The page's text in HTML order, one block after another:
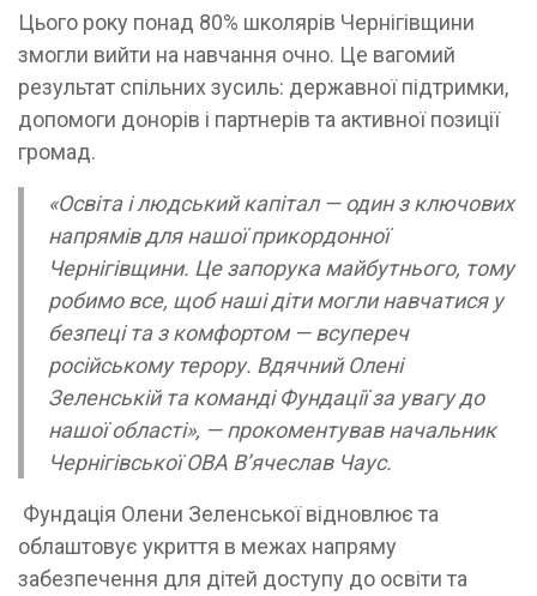
Цього року понад 80% школярів Чернігівщини
змогли вийти на навчання очно. Це вагомий
результат спільних зусиль: державної підтримки,
допомоги донорів і партнерів та активної позиції
громад.
«Освіта і людський капітал — один з ключових
напрямів для нашої прикордонної
Чернігівщини. Це запорука майбутнього, тому
робимо все, щоб наші діти могли навчатися у
безпеці та з комфортом — всупереч
російському терору. Вдячний Олені
Зеленській та команді Фундації за увагу до
нашої області», — прокоментував начальник
Чернігівської ОВА В’ячеслав Чаус.
Фундація Олени Зеленської відновлює та
облаштовує укриття в межах напряму
забезпечення для дітей доступу до освіти та